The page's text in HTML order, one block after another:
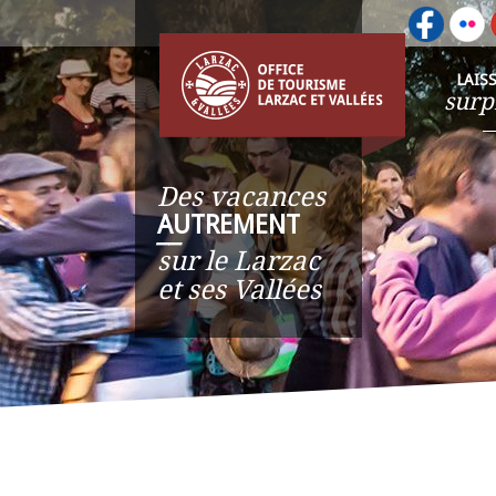
Des vacances
AUTREMENT
__
sur le Larzac
et ses Vallées